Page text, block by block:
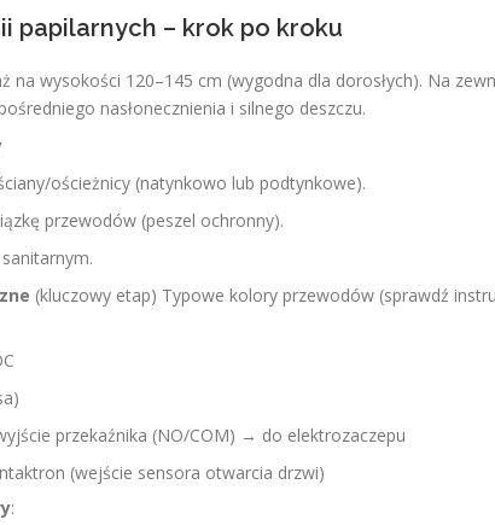
papilarnych – krok po kroku
na wysokości 120–145 cm (wygodna dla dorosłych). Na
nasłonecznienia i silnego deszczu.
ościeżnicy (natynkowo lub podtynkowe).
przewodów (peszel ochronny).
(kluczowy etap) Typowe kolory przewodów (sprawdź
przekaźnika (NO/COM) → do elektrozaczepu
(wejście sensora otwarcia drzwi)
: